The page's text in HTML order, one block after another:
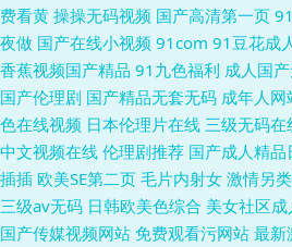
费看黄 操操无码视频 国产高清第一页
夜做 国产在线小视频 91com 91豆花成
香蕉视频国产精品 91九色福利 成人国
国产伦理剧 国产精品无套无码 成年人网
色在线视频 日本伦理片在线 三级无码在
中文视频在线 伦理剧推荐 国产成人精品
插插 欧美SE第二页 毛片内射女 激情另
三级av无码 日韩欧美色综合 美女社区成
国产传媒视频网站 免费观看污网站 最新